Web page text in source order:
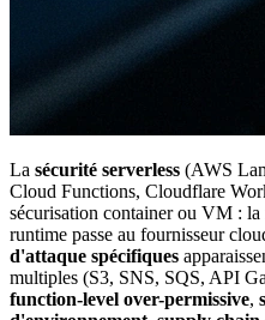
La sécurité serverless (AWS
Cloud Functions, Cloudflare
sécurisation container ou VM :
runtime passe au fournisseur
d'attaque spécifiques
multiples (S3, SNS, SQS, API
function-level over-permissive,